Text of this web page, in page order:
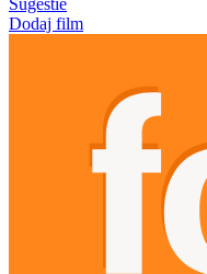
Sugestie
Dodaj film